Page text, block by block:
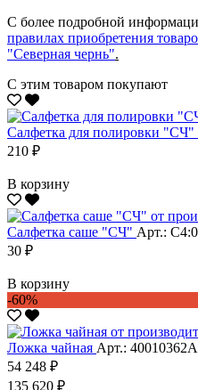
С более подробной
правилах приобретения
"Северная чернь".
С этим товаром покупают
Салфетка для полировки "CЧ"
210 ₽
В корзину
Салфетка саше "CЧ" Арт.:
30 ₽
В корзину
-60%
Ложка чайная Арт.:
54 248 ₽
135 620 ₽